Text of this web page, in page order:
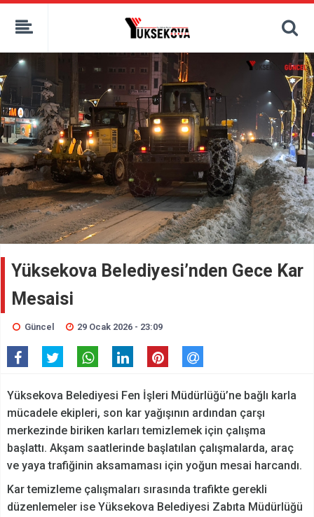
kaçak bahis
deneme bonusu
canlı bahis siteleri
deneme bonusu veren siteler
bahis siteleri
porno izle
Yüksekova Belediyesi’nden Gece Kar
Mesaisi
Güncel 29 Ocak 2026 - 23:09
Yüksekova Belediyesi Fen İşleri Müdürlüğü’ne bağlı karla
mücadele ekipleri, son kar yağışının ardından çarşı
merkezinde biriken karları temizlemek için çalışma
başlattı. Akşam saatlerinde başlatılan çalışmalarda, araç
ve yaya trafiğinin aksamaması için yoğun mesai harcandı.
Kar temizleme çalışmaları sırasında trafikte gerekli
düzenlemeler ise Yüksekova Belediyesi Zabıta Müdürlüğü